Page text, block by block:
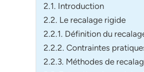
2.1. Introduction
2.2. Le recalage rigide
2.2.1. Définition du
2.2.2. Contraintes
2.2.3. Méthodes de